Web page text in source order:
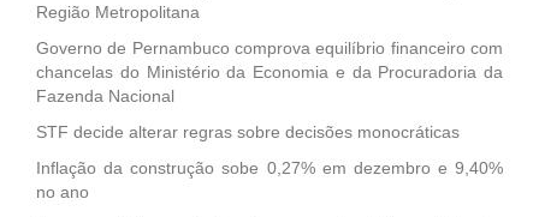
Região Metropolitana
Governo de Pernambuco comprova equilíbrio financeiro com
chancelas do Ministério da Economia e da Procuradoria da
Fazenda Nacional
STF decide alterar regras sobre decisões monocráticas
Inflação da construção sobe 0,27% em dezembro e 9,40%
no ano